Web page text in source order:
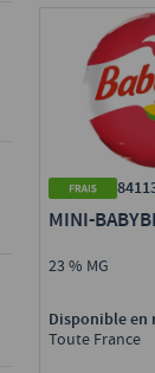
MINI-
23 % MG
Disponible en
Toute France